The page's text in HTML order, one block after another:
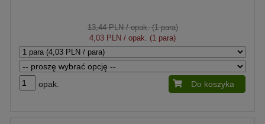
13,44 PLN/ opak. (1 para)
4,03 PLN / opak. (1 para)
opak. Do koszyka